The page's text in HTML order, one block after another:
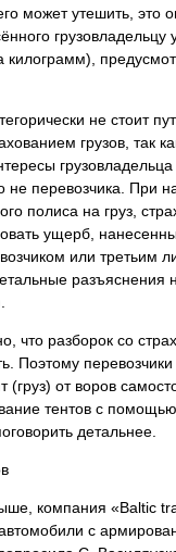
может утешить, это
килограмм),
не стоит
грузов, так
не перевозчика. При
полиса на груз,
ущерб,
или третьим
разъяснения
что разборок со
Поэтому
(груз) от воров
тентов с
детальнее.
компания «Baltic
с